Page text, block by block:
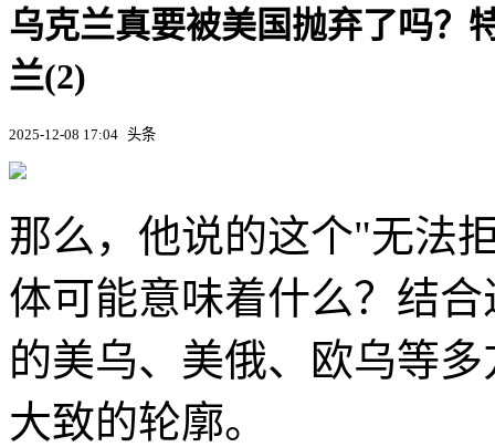
乌克兰真要被美国抛弃了吗？
兰(2)
2025-12-08 17:04 头条
那么，他说的这个"无法
体可能意味着什么？结
的美乌、美俄、欧乌等
大致的轮廓。